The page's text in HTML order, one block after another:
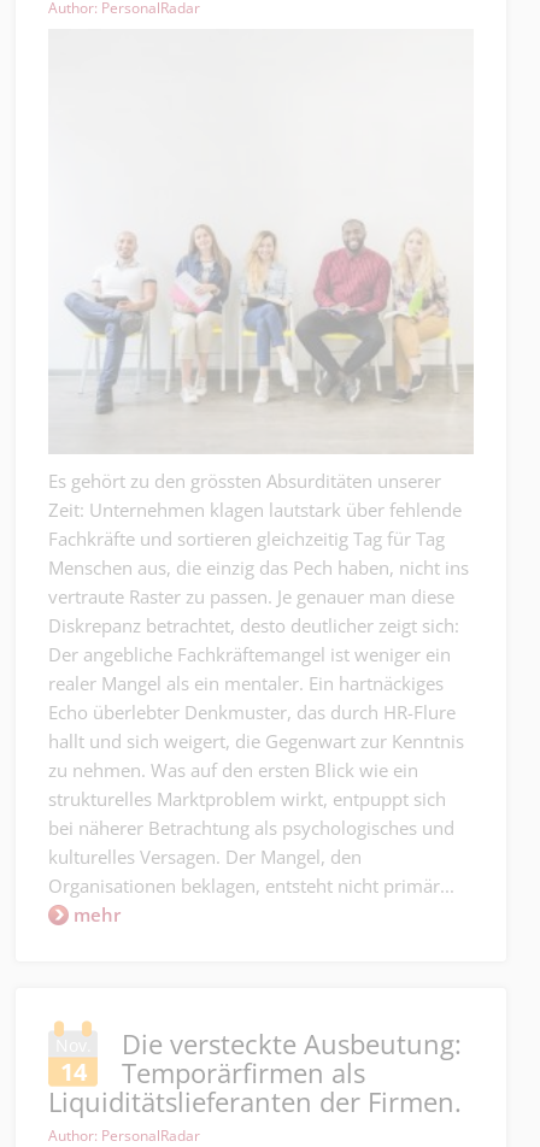
Author: PersonalRadar
Es gehört zu den grössten Absurditäten unserer
Zeit: Unternehmen klagen lautstark über fehlende
Fachkräfte und sortieren gleichzeitig Tag für Tag
Menschen aus, die einzig das Pech haben, nicht ins
vertraute Raster zu passen. Je genauer man diese
Diskrepanz betrachtet, desto deutlicher zeigt sich:
Der angebliche Fachkräftemangel ist weniger ein
realer Mangel als ein mentaler. Ein hartnäckiges
Echo überlebter Denkmuster, das durch HR-Flure
hallt und sich weigert, die Gegenwart zur Kenntnis
zu nehmen. Was auf den ersten Blick wie ein
strukturelles Marktproblem wirkt, entpuppt sich
bei näherer Betrachtung als psychologisches und
kulturelles Versagen. Der Mangel, den
Organisationen beklagen, entsteht nicht primär...
mehr
Nov.
14
Die versteckte Ausbeutung:
Temporärfirmen als
Liquiditätslieferanten der Firmen.
Author: PersonalRadar